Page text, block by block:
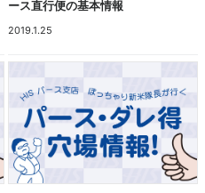
ース直行便の基本情報
2019.1.25